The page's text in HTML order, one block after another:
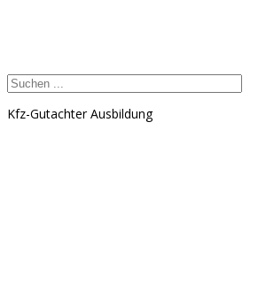
Kfz-Gutachter Ausbildung